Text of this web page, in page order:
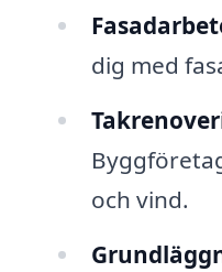
dig med
och vind.